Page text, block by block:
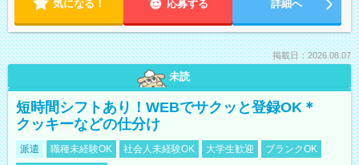
気になる！ 応募する 詳細へ
掲載日：2026.08.07
未読
短時間シフトあり！WEBでサクッと登録OK＊
クッキーなどの仕分け
派遣 職種未経験OK 社会人未経験OK 大学生歓迎
ブランクOK